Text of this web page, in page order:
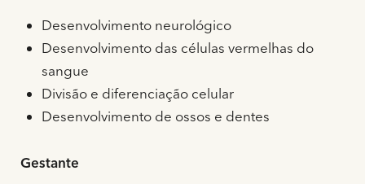
Desenvolvimento neurológico
Desenvolvimento das células vermelhas do
sangue
Divisão e diferenciação celular
Desenvolvimento de ossos e dentes
Gestante